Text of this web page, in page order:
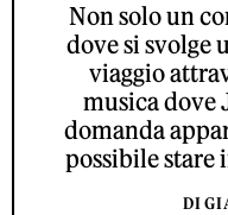
Non solo un
dove si svolge
viaggio
musica dove
domanda
possibile stare
DI